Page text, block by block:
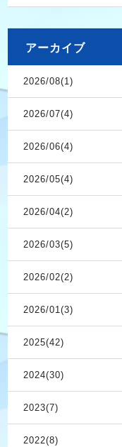
アーカイブ
2026/08(1)
2026/07(4)
2026/06(4)
2026/05(4)
2026/04(2)
2026/03(5)
2026/02(2)
2026/01(3)
2025(42)
2024(30)
2023(7)
2022(8)